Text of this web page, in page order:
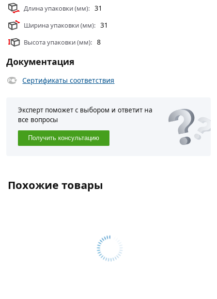
Длина упаковки (мм): 31
Ширина упаковки (мм): 31
Высота упаковки (мм): 8
Документация
Сертификаты соответствия
Эксперт поможет с выбором и ответит на
все вопросы
Получить консультацию
Похожие товары